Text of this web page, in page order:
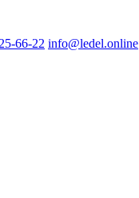
66-22 info@ledel.online